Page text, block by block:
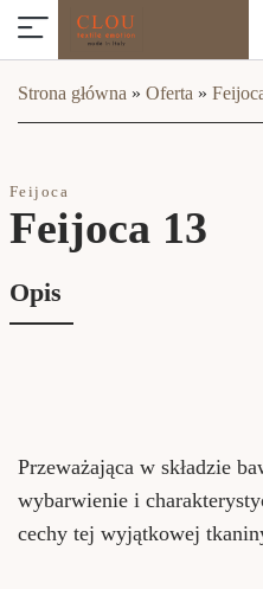
Strona główna » Oferta »
Feijoca
Feijoca 13
Opis
Przeważająca w składzie
wybarwienie i
cechy tej wyjątkowej